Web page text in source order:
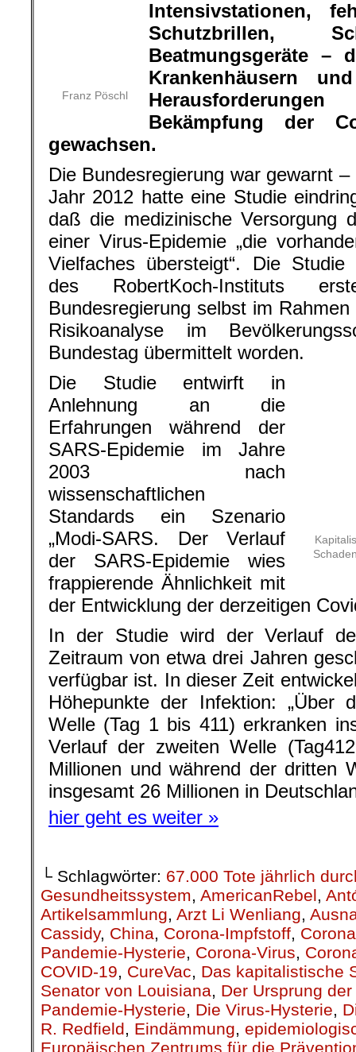
Die Bundesregierung war gewarnt
Jahr 2012 hatte eine Studie
daß die medizinische Versorgung
einer Virus-Epidemie „die
Vielfaches übersteigt“. Die
des RobertKoch-Instituts
Bundesregierung selbst im
Risikoanalyse im
Bundestag übermittelt worden.
Die Studie entwirft in
Anlehnung an die
Erfahrungen während der
SARS-Epidemie im Jahre
2003 nach wissenschaftlichen
SARS. Der Verlauf der SARS-
Ähnlichkeit mit der Entwicklung
Pandemie auf.
In der Studie wird der Verlauf
Zeitraum von etwa drei Jahren
verfügbar ist. In dieser Zeit
Höhepunkte der Infektion: „Über
Welle (Tag 1 bis 411) erkranken
Verlauf der zweiten Welle
Millionen und während der dritten
insgesamt 26 Millionen in
hier geht es weiter »
└ Schlagwörter: 67.000 Tote jährlich
Gesundheitssystem,AmericanRebel,
Artikelsammlung, Arzt Li Wenliang,
Cassidy,China ,Corona-Impfstoff,
Pandemie-Hysterie, Corona-Virus,
COVID-19 ,CureVac,Das kapitalistische
Senator von Louisiana,Der Ursprung
Pandemie-Hysterie,Die Virus-Hysterie,
R. Redfield
Eindämmung
Europäischen Zentrums für die
Gesundheitsversorgung
Kapitalismus,Kapitalismus –
Kongresses,Krankenhäuser,Krieg,
Beruhigungspillen,Minimierung,
portugiesische Presse,Profit,
Linie,SARS-CoV-2-Virus,schweren
Todesfälle durch Covid-19 in Portugal,
Auswirkungen,Spekulationen,Tübingen,
als ihre Profite!,US-Präsident Donald
Weltgesundheitsorganisation,WHO